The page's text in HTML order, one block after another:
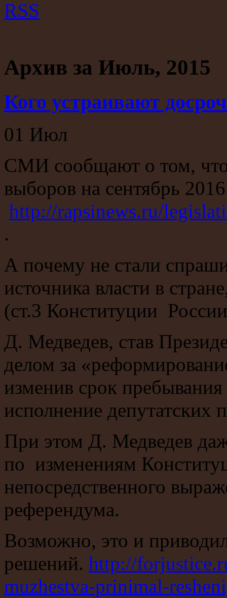
RSS
Архив за Июль, 2015
Кого устраивают
01 Июл
СМИ сообщают о том,
выборов на сентябрь
http://rapsinews.ru/
.
А почему не стали
источника власти в
(ст.3 Конституции
Д. Медведев, став
делом за
изменив срок
исполнение депутатских
При этом Д. Медведев
по изменениям
непосредственного
референдума.
Возможно, это и
решений. http://
muzhestva-prinimal-